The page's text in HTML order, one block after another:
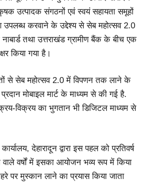
उत्पादक संगठनों एवं स्वयं सहायता समूहों
उपलब्ध करवाने के उद्देश्य से सेब महोत्सव 2.0
तथा उत्तराखंड ग्रामीण बैंक के बीच एक
किया गया है।
से सेब महोत्सव 2.0 में विपणन तक लाने के
प्रदान मोबाइल मार्ट के माध्यम से की गई है.
विक्रय का भुगतान भी डिजिटल माध्यम से
कार्यालय, देहारादून द्वारा इस पहल को प्रतिवर्ष
वाले वर्षों में इसका आयोजन भव्य रूप में किया
पर मुस्कान लाने का प्रयास किया जाता